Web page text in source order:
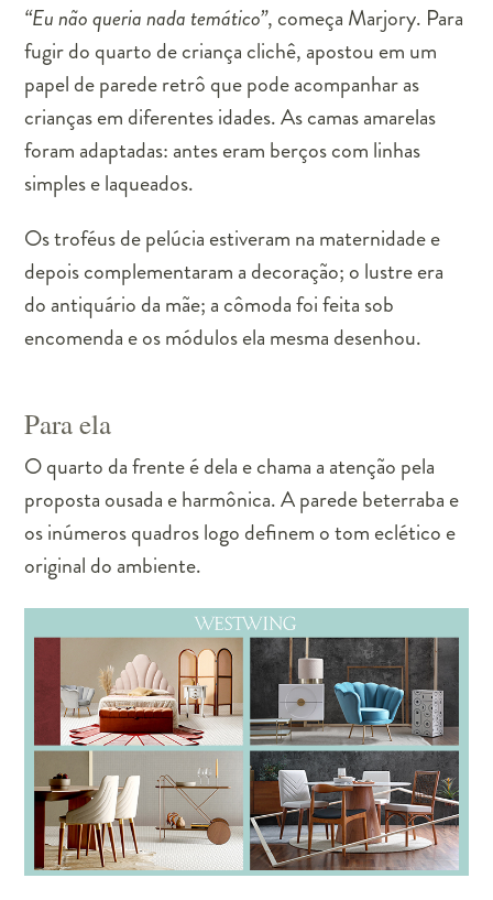
“Eu não queria nada temático”, começa Marjory. Para
fugir do quarto de criança clichê, apostou em um
papel de parede retrô que pode acompanhar as
crianças em diferentes idades. As camas amarelas
foram adaptadas: antes eram berços com linhas
simples e laqueados.
Os troféus de pelúcia estiveram na maternidade e
depois complementaram a decoração; o lustre era
do antiquário da mãe; a cômoda foi feita sob
encomenda e os módulos ela mesma desenhou.
Para ela
O quarto da frente é dela e chama a atenção pela
proposta ousada e harmônica. A parede beterraba e
os inúmeros quadros logo definem o tom eclético e
original do ambiente.